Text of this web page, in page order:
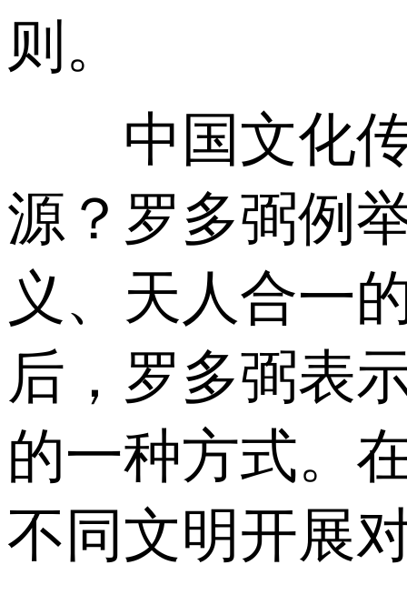
则。
中国文化传
源？罗多弼例
义、天人合一
后，罗多弼表
的一种方式。
不同文明开展